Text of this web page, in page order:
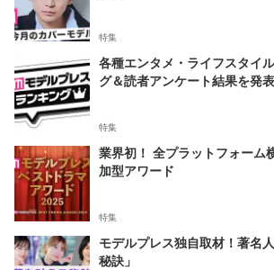
特集
各種エンタメ・ライフスタイ
グ＆読者アンケート結果を発表
特集
業界初！ 全プラットフォーム
加型アワード
特集
モデルプレス独自取材！著名
秘訣」